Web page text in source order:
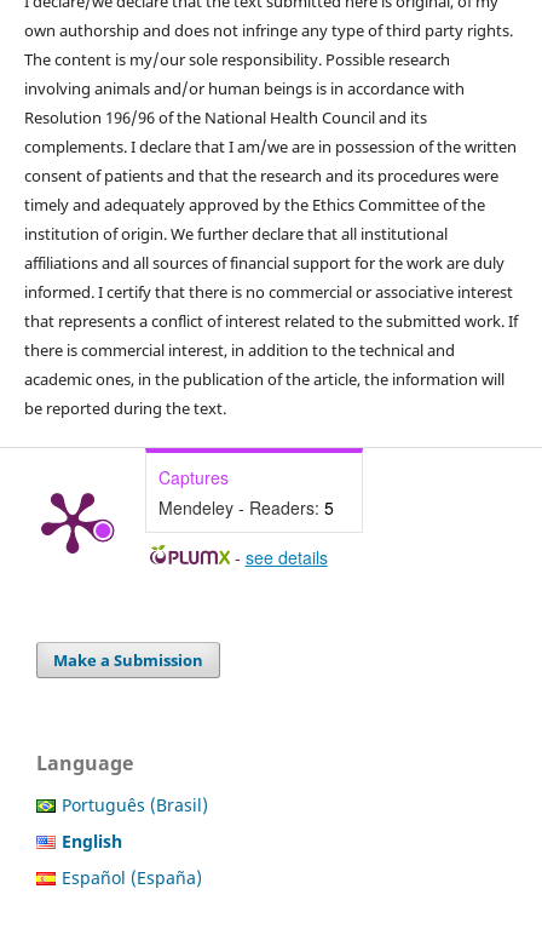
own authorship and does not infringe any type of third party rights.
The content is my/our sole responsibility. Possible research
involving animals and/or human beings is in accordance with
Resolution 196/96 of the National Health Council and its
complements. I declare that I am/we are in possession of the written
consent of patients and that the research and its procedures were
timely and adequately approved by the Ethics Committee of the
institution of origin. We further declare that all institutional
affiliations and all sources of financial support for the work are duly
informed. I certify that there is no commercial or associative interest
that represents a conflict of interest related to the submitted work. If
there is commercial interest, in addition to the technical and
academic ones, in the publication of the article, the information will
be reported during the text.
Captures
Mendeley - Readers: 5
- see details
Make a Submission
Language
Português (Brasil)
English
Español (España)